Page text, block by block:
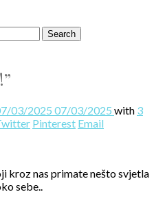
03/2025 07/03/2025 with 3
Pinterest Email
kroz nas primate nešto svjetla
sebe..